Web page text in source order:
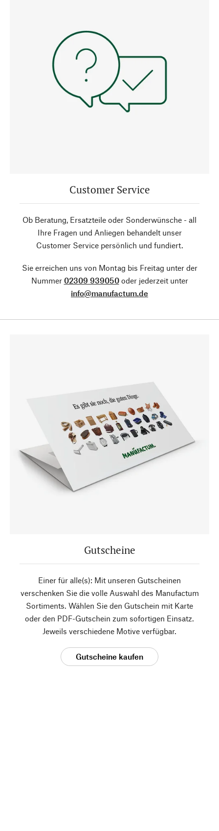
Customer Service
Ob Beratung, Ersatzteile oder Sonderwünsche - all
Ihre Fragen und Anliegen behandelt unser
Customer Service persönlich und fundiert.
Sie erreichen uns von Montag bis Freitag unter der
Nummer 02309 939050oder jederzeit unter
info@manufactum.de
Gutscheine
Einer für alle(s): Mit unseren Gutscheinen
verschenken Sie die volle Auswahl des Manufactum
Sortiments. Wählen Sie den Gutschein mit Karte
oder den PDF-Gutschein zum sofortigen Einsatz.
Jeweils verschiedene Motive verfügbar.
Gutscheine kaufen